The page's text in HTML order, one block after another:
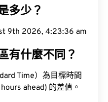
多少？
9th 2026, 4:23:37 am
有什麼不同？
Time）為目標時間
ahead) 的差值。